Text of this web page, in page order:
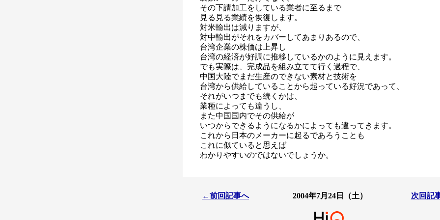
その下請加工をしている業者に至るまで
見る見る業績を恢復します。
対米輸出は減りますが、
対中輸出がそれをカバーしてあまりあるので、
台湾企業の株価は上昇し
台湾の経済が好調に推移しているかのように見えます。
でも実際は、完成品を組み立てて行く過程で、
中国大陸でまだ生産のできない素材と技術を
台湾から供給していることから起っている好況であって、
それがいつまでも続くかは、
業種によっても違うし、
また中国国内でその供給が
いつからできるようになるかによっても違ってきます。
これから日本のメーカーに起るであろうことも
これに似ていると思えば
わかりやすいのではないでしょうか。
←前回記事へ 2004年7月24日（土） 次回記